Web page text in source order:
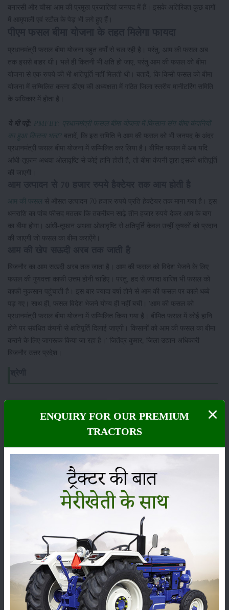
बनारसी और चौसा आम की प्रमुख प्रजातियां जनपद में हैं। इसके अतिरिक्त कुछ बागों
में आमृपाली एवं रटौल के पेड़ भी लगे हुए हैं।
प्रधानमंत्री फसल बीमा योजना बहुत वर्षों से चल रही है। परंतु, आम की फसल अब
तक इससे बाहर थी। भले ही कितनी भी क्षति हो जाए, परंतु आम की फसल को बीमा
योजना से एक रुपये की भी क्षतिपूर्ति नहीं मिलती थी। बतादें, कि किसी फसल को बीमा
योजना में सम्मिलित करना डीएम की अध्यक्षता में गठित जिला स्तरीय मानीटरिंग समिति
के अधिकार में होता है।
ये भी पढ़ें: PMFBY: प्रधानमंत्री फसल बीमा योजना में किसान संग बीमा कंपनियों
का हुआ कितना भला?
बतादें, कि इस समिति ने आम की फसल को भी जनपद के अंदर
प्रधानमंत्री फसल बीमा योजना में सम्मिलित कर लिया है। बीमित फसल में अब यदि
आंधी-तूफान अथवा ओलावृष्टि से कोई हानि होती है, तो बीमा कंपनी द्वारा इसकी क्षतिपूर्ति
की जाएगी।
आम की फसल से औसत उत्पादन 70 हजार रुपये प्रति हेक्टेयर तक माना गया है। इस
धनराशि का पांच फीसद मतलब कि तकरीबन साढ़े तीन हजार रुपये देकर आम के बाग
का बीमा होगा। आंधी-तूफान अथवा ओलावृष्टि से क्षतिपूर्ति केवल उन्हीं कृषकों को प्रदान
की जाएगी जो फसल का बीमा कराऐंगे।
बिजनौर का आम सऊदी अरब तक जाता है। आम की फसल को विदेश भेजने के लिए
फसल की गुणवत्ता काफी उत्तम होनी चाहिए। परंतु, हद से ज्यादा बारिश भी फसल को
काफी नुकसान पहुंचाती है। इस बार ज्यादा वर्षा होने से आम की फसल पर काले धब्बे
पड़ गए। साथ ही, फसल विदेश भेजने योग्य ही नहीं बची। 'आम की फसल को
प्रधानमंत्री फसल बीमा योजना में सम्मिलित किया गया है। बीमित फसल में कोई हानि
होने पर संबंधित कंपनी से क्षतिपूर्ति दिलाई जाएगी। किसानों को आम की फसल का बीमा
कराने के लिए जागरूक किया जा रहा है।' जितेंद्र कुमार, जिला उद्यान अधिकारी
बिजनौर उत्तर प्रदेश।
कीटनाशक
कृषि यंत्र समाचार
सम्पादकीय अन्य
ENQUIRY FOR OUR PREMIUM
TRACTORS